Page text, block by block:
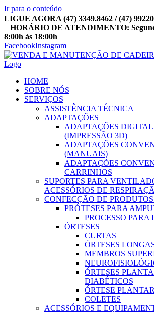
Ir para o conteúdo
LIGUE AGORA (47) 3349.8462 / (47)
HORÁRIO DE ATENDIMENTO:
8:00h às 18:00h
FacebookInstagram
HOME
SOBRE NÓS
SERVIÇOS
ASSISTÊNCIA TÉCNICA
ADAPTAÇÕES
ADAPTAÇÕES
(IMPRESSÃO 3D)
ADAPTAÇÕES
(MANUAIS)
ADAPTAÇÕES
CARRINHOS
SUPORTES PARA
ACESSÓRIOS DE
CONFECÇÃO DE
PRÓTESES PARA
PROCESSO
ÓRTESES
CURTAS
ÓRTESES
MEMBROS
ÓRTESES
DIABÉTICOS
ÓRTESE
COLETES
ACESSÓRIOS E